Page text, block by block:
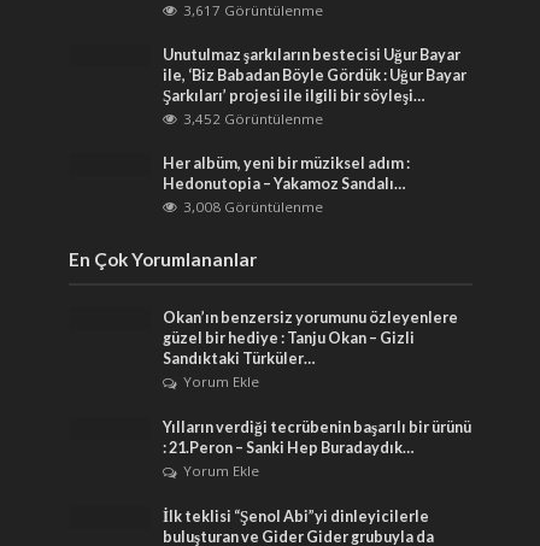
3,617 Görüntülenme
Unutulmaz şarkıların bestecisi Uğur Bayar
ile, ‘Biz Babadan Böyle Gördük : Uğur Bayar
Şarkıları’ projesi ile ilgili bir söyleşi…
3,452 Görüntülenme
Her albüm, yeni bir müziksel adım :
Hedonutopia – Yakamoz Sandalı…
3,008 Görüntülenme
En Çok Yorumlananlar
Okan’ın benzersiz yorumunu özleyenlere
güzel bir hediye : Tanju Okan – Gizli
Sandıktaki Türküler…
Yorum Ekle
Yılların verdiği tecrübenin başarılı bir ürünü
: 21.Peron – Sanki Hep Buradaydık…
Yorum Ekle
İlk teklisi “Şenol Abi”yi dinleyicilerle
buluşturan ve Gider Gider grubuyla da